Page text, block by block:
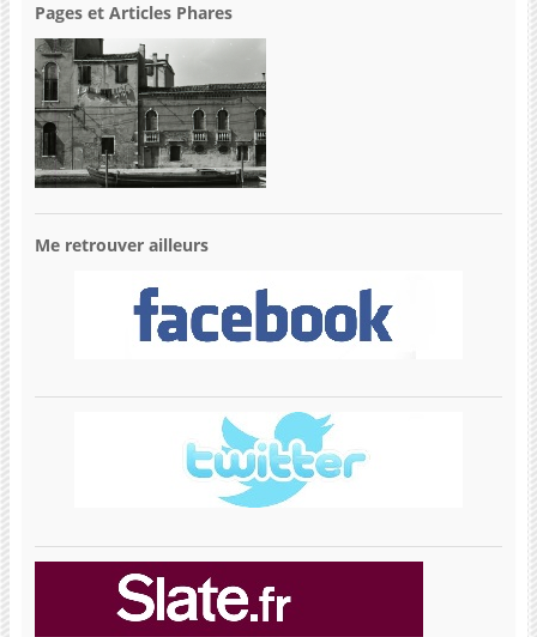
Pages et Articles Phares
Me retrouver ailleurs